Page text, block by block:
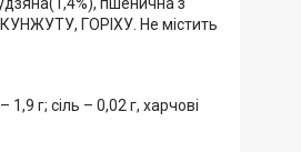
ГОРІХУ. Не містить
г; сіль – 0,02 г, харчові